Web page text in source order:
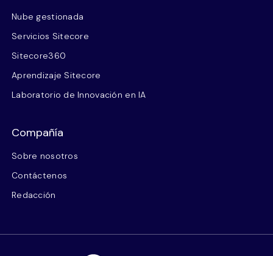
Nube gestionada
Servicios Sitecore
Sitecore360
Aprendizaje Sitecore
Laboratorio de Innovación en IA
Compañía
Sobre nosotros
Contáctenos
Redacción